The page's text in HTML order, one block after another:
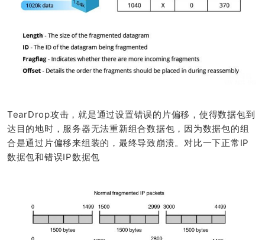
TearDrop攻击，就是通过设置错误的片偏移，使得数据包到
达目的地时，服务器无法重新组合数据包，因为数据包的组
合是通过片偏移来组装的，最终导致崩溃。对比一下正常IP
数据包和错误IP数据包